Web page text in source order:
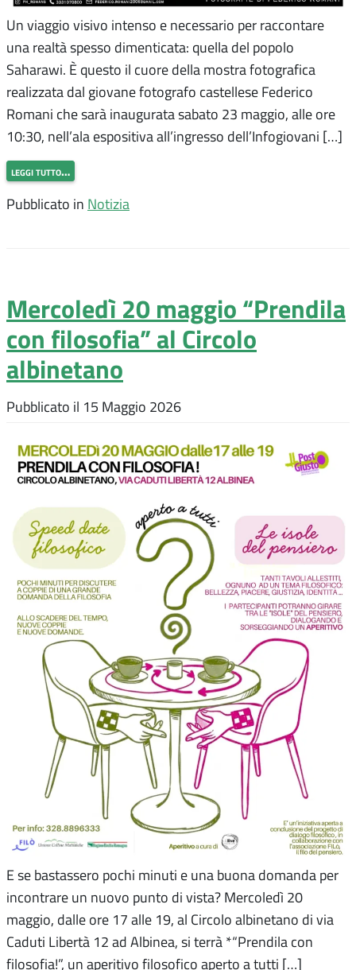
Un viaggio visivo intenso e necessario per raccontare
una realtà spesso dimenticata: quella del popolo
Saharawi. È questo il cuore della mostra fotografica
realizzata dal giovane fotografo castellese Federico
Romani che sarà inaugurata sabato 23 maggio, alle ore
10:30, nell’ala espositiva all’ingresso dell’Infogiovani […]
leggi tutto…
Pubblicato in Notizia
Mercoledì 20 maggio “Prendila
con filosofia” al Circolo
albinetano
Pubblicato il 15 Maggio 2026
E se bastassero pochi minuti e una buona domanda per
incontrare un nuovo punto di vista? Mercoledì 20
maggio, dalle ore 17 alle 19, al Circolo albinetano di via
Caduti Libertà 12 ad Albinea, si terrà *“Prendila con
filosofia!”, un aperitivo filosofico aperto a tutti […]